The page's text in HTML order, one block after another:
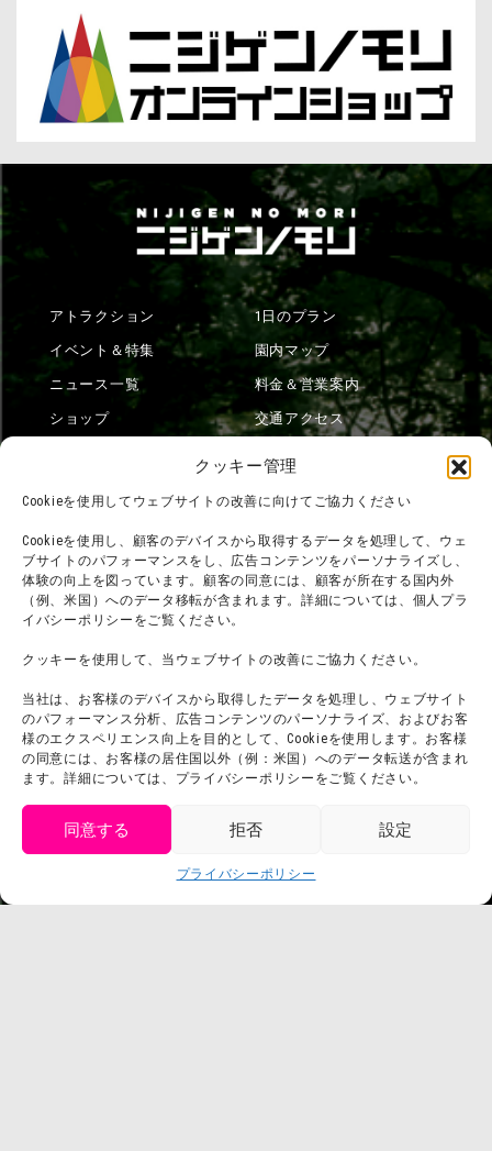
クッキー管理
Cookieを使用してウェブサイトの改善に向けてご協力ください
Cookieを使用し、顧客のデバイスから取得するデータを処理して、ウェ
ブサイトのパフォーマンスをし、広告コンテンツをパーソナライズし、
体験の向上を図っています。顧客の同意には、顧客が所在する国内外
（例、米国）へのデータ移転が含まれます。詳細については、個人プラ
イバシーポリシーをご覧ください。
クッキーを使用して、当ウェブサイトの改善にご協力ください。
当社は、お客様のデバイスから取得したデータを処理し、ウェブサイト
のパフォーマンス分析、広告コンテンツのパーソナライズ、およびお客
様のエクスペリエンス向上を目的として、Cookieを使用します。お客様
の同意には、お客様の居住国以外（例：米国）へのデータ転送が含まれ
ます。詳細については、プライバシーポリシーをご覧ください。
同意する 拒否 設定
プライバシーポリシー
アトラクション
イベント＆特集
ニュース一覧
ショップ
1日のプラン
園内マップ
料金＆営業案内
交通アクセス
団体利用について
お問い合わせ
利用規約
プライバシーポリシー
プレスリリース
メディア掲載実績
会社概要
スタッフ募集